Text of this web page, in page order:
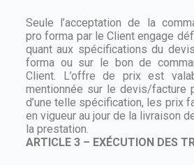
Seule l’acceptation de la
pro forma par le Client engage
quant aux spécifications du
forma ou sur le bon de
Client. L’offre de prix est
mentionnée sur le devis/facture
d’une telle spécification, les prix
en vigueur au jour de la livraison
la prestation.
ARTICLE 3 – EXÉCUTION DES